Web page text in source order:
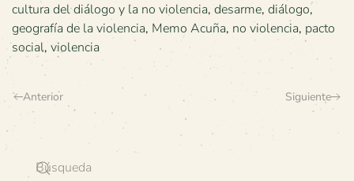
cultura del diálogo y la no violencia, desarme, diálogo,
geografía de la violencia, Memo Acuña, no violencia, pacto
social, violencia
Anterior Siguiente